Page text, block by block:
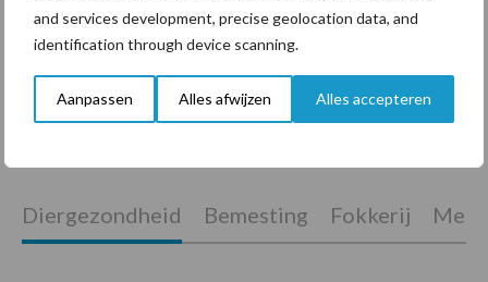
and services development, precise geolocation data, and
identification through device scanning.
Aanpassen Alles afwijzen Alles accepteren
marktaandeel groeien in
krimpende Nederlandse
markt
Diergezondheid Bemesting Fokkerij